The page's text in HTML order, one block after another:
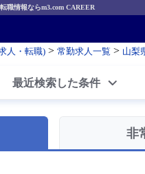
職情報ならm3.com CAREER
人・転職) > 常勤求人一覧 > 山梨
最近検索した条件
非